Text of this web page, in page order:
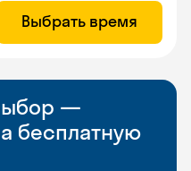
Выбрать время
—
бесплатную